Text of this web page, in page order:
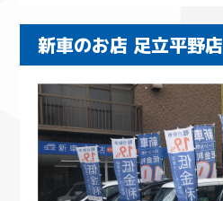
新車のお店 足立平野店